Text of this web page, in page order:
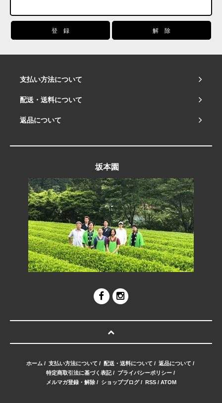
支払い方法について
配送・送料について
返品について
坂本園
ホーム / 支払い方法について / 配送・送料について / 返品について /
特定商取引法に基づく表記/ プライバシーポリシー/
メルマガ登録・解除/ ショップブログ/ RSS/ ATOM